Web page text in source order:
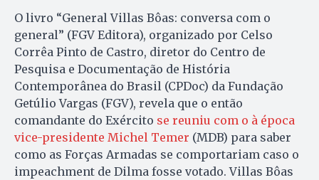
O livro “General Villas Bôas: conversa com o
general” (FGV Editora), organizado por Celso
Corrêa Pinto de Castro, diretor do Centro de
Pesquisa e Documentação de História
Contemporânea do Brasil (CPDoc) da Fundação
Getúlio Vargas (FGV), revela que o então
comandante do Exército se reuniu com o à época
vice-presidente Michel Temer (MDB) para saber
como as Forças Armadas se comportariam caso o
impeachment de Dilma fosse votado. Villas Bôas